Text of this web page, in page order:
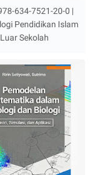
634-7521-20-0 |
Pendidikan Islam
Luar Sekolah